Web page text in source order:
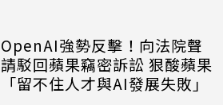
OpenAI強勢反擊！向法院聲
請駁回蘋果竊密訴訟 狠酸蘋果
「留不住人才與AI發展失敗」